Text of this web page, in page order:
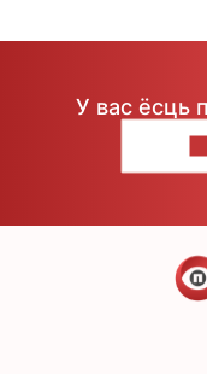
У вас ёсць